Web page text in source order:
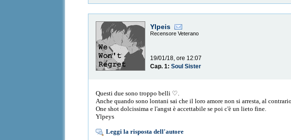
Ylpeis
Recensore Veterano
19/01/18, ore 12:07
Cap. 1:Soul Sister
Questi due sono troppo belli ♡.
Anche quando sono lontani sai che il loro amore non si arresta, al
One shot dolcissima e l'angst è accettabile se poi c'è un lieto fine.
Ylpeys
Leggi la risposta dell'autore